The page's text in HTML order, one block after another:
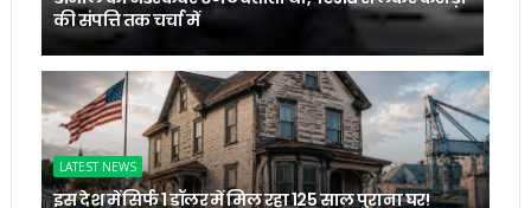
की संपत्ति तक चर्चा में
LATEST NEWS
इस देश में सिर्फ 1 डॉलर में मिल रहा 125 साल पुराना घर!